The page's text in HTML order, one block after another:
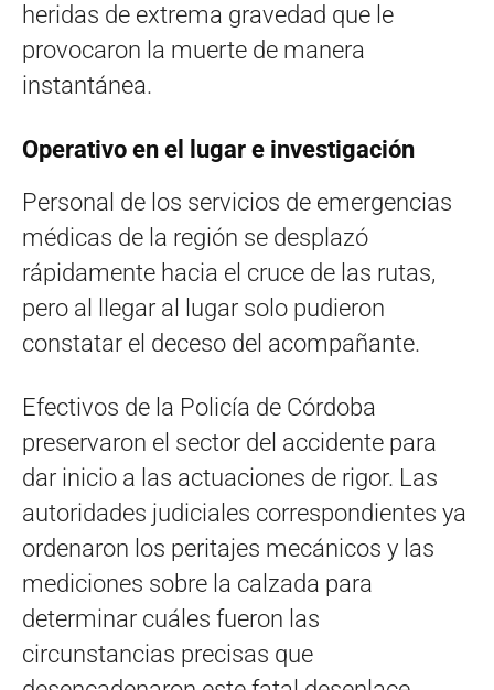
heridas de extrema gravedad que le
provocaron la muerte de manera
instantánea.
Operativo en el lugar e investigación
Personal de los servicios de emergencias
médicas de la región se desplazó
rápidamente hacia el cruce de las rutas,
pero al llegar al lugar solo pudieron
constatar el deceso del acompañante.
Efectivos de la Policía de Córdoba
preservaron el sector del accidente para
dar inicio a las actuaciones de rigor. Las
autoridades judiciales correspondientes ya
ordenaron los peritajes mecánicos y las
mediciones sobre la calzada para
determinar cuáles fueron las
circunstancias precisas que